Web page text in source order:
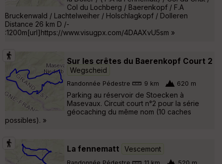
Col du Lochberg / Baerenkopf / F.A
Bruckenwald / Lachtelweiher / Holschlagkopf / Dolleren
Distance 26 km D /-
:1200m[url]https://www.visugpx.com/4DAAXvU5sm »
Sur les crêtes du Baerenkopf Court 2
Wegscheid
Randonnée Pédestre 9 km 620 m
Parking au réservoir de Stoecken à
Masevaux. Circuit court n°2 pour la série
géocaching du même nom (10 caches
possibles). »
La fennematt Vescemont